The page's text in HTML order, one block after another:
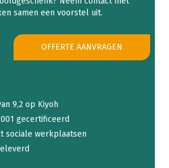
OFFERTE AANVRAGEN
9,2 op Kiyoh
gecertificeerd
sociale werkplaatsen